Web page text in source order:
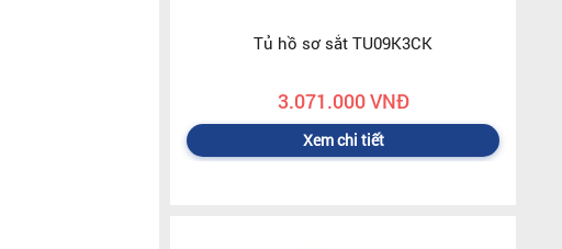
Tủ hồ sơ sắt TU09K3CK
3.071.000 VNĐ
Xem chi tiết